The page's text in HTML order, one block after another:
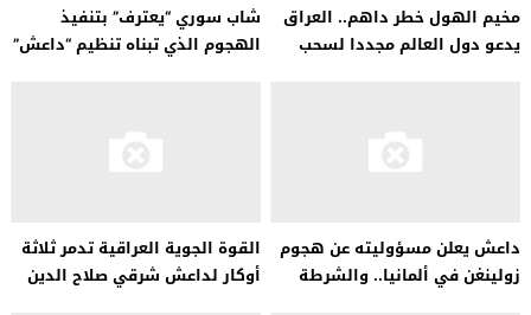
مخيم الهول خطر داهم.. العراق
يدعو دول العالم مجددا لسحب
شاب سوري “يعترف” بتنفيذ
الهجوم الذي تبناه تنظيم “داعش”
داعش يعلن مسؤوليته عن هجوم
زولينغن في ألمانيا.. والشرطة
القوة الجوية العراقية تدمر ثلاثة
أوكار لداعش شرقي صلاح الدين